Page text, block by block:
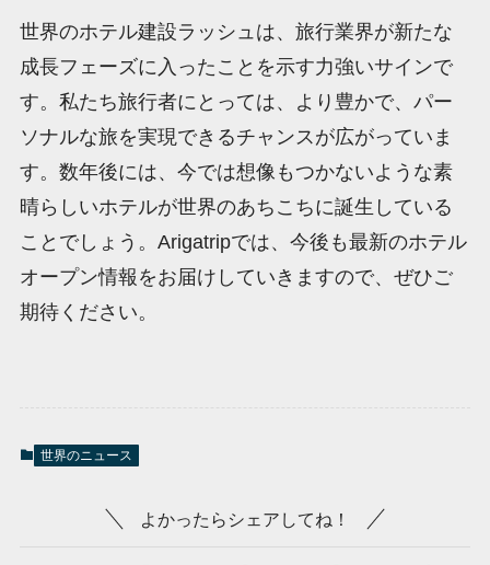
世界のホテル建設ラッシュは、旅行業界が新たな
成長フェーズに入ったことを示す力強いサインで
す。私たち旅行者にとっては、より豊かで、パー
ソナルな旅を実現できるチャンスが広がっていま
す。数年後には、今では想像もつかないような素
晴らしいホテルが世界のあちこちに誕生している
ことでしょう。Arigatripでは、今後も最新のホテル
オープン情報をお届けしていきますので、ぜひご
期待ください。
世界のニュース
よかったらシェアしてね！